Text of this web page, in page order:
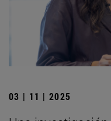
03 | 11 | 2025